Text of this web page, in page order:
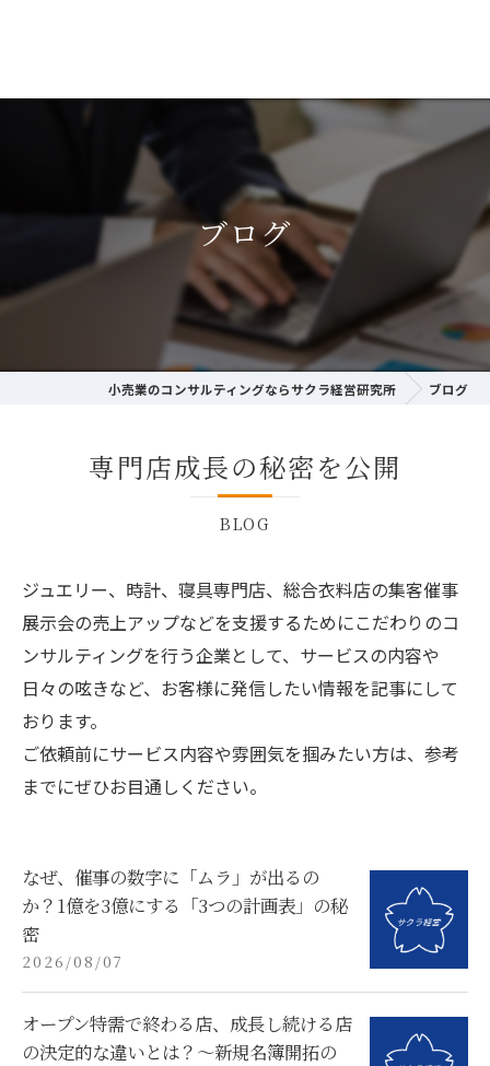
ブログ
小売業のコンサルティングならサクラ経営研究所 ブログ
専門店成長の秘密を公開
BLOG
ジュエリー、時計、寝具専門店、総合衣料店の集客催事
展示会の売上アップなどを支援するためにこだわりのコ
ンサルティングを行う企業として、サービスの内容や
日々の呟きなど、お客様に発信したい情報を記事にして
おります。
ご依頼前にサービス内容や雰囲気を掴みたい方は、参考
までにぜひお目通しください。
なぜ、催事の数字に「ムラ」が出るの
か？1億を3億にする「3つの計画表」の秘
密
2026/08/07
オープン特需で終わる店、成長し続ける店
の決定的な違いとは？〜新規名簿開拓の